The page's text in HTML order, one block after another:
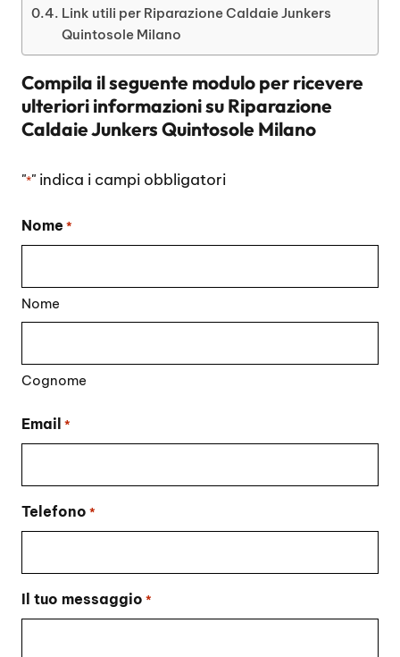
Link utili per Riparazione Caldaie Junkers
Quintosole Milano
Compila il seguente modulo per ricevere
ulteriori informazioni suRiparazione
Caldaie Junkers Quintosole Milano
"*" indica i campi obbligatori
Nome *
Nome
Cognome
Email *
Telefono *
Il tuo messaggio *